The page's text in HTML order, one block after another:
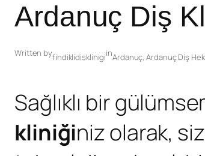
Ardanuç Diş
Written byfindiklidisklinigiinArdanuç,Ardanuç Diş
Sağlıklı bir
kliniğiniz olarak,